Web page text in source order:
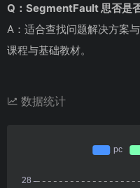
Q：SegmentFault 思否是
A：适合查找问题解决方案
课程与基础教材。
数据统计